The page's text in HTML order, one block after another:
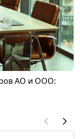
АО и ООО: